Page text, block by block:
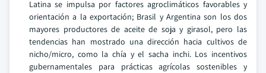
Latina se impulsa por factores agroclimáticos favorables y
orientación a la exportación; Brasil y Argentina son los dos
mayores productores de aceite de soja y girasol, pero las
tendencias han mostrado una dirección hacia cultivos de
nicho/micro, como la chía y el sacha inchi. Los incentivos
gubernamentales para prácticas agrícolas sostenibles y